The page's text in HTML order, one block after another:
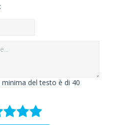
del testo è di 40